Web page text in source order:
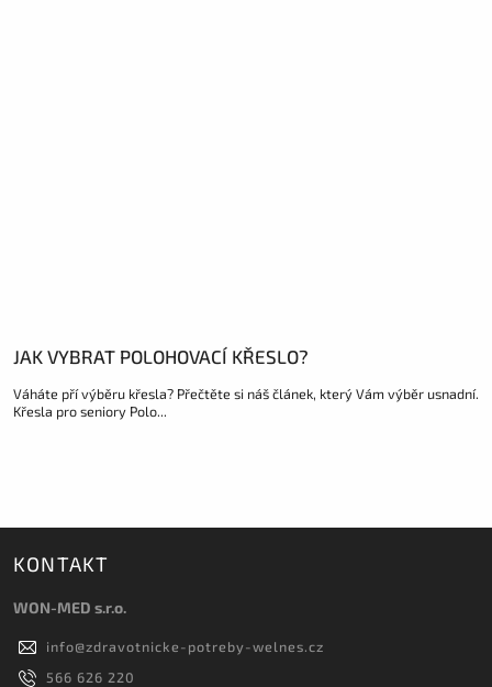
JAK VYBRAT POLOHOVACÍ KŘESLO?
Váháte pří výběru křesla? Přečtěte si náš článek, který Vám výběr usnadní.
Křesla pro seniory Polo...
KONTAKT
WON-MED s.r.o.
info@zdravotnicke-potreby-welnes.cz
566 626 220